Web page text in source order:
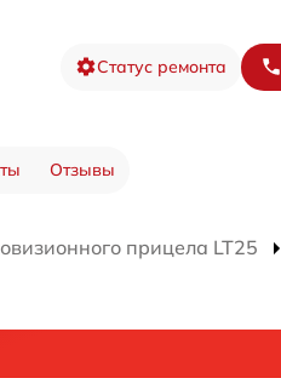
Статус ремонта
Отзывы
прицела LT25